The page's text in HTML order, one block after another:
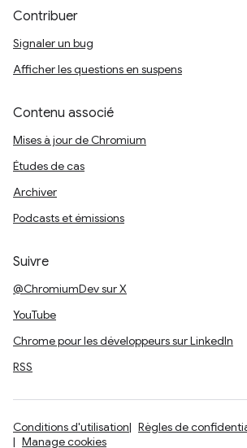
Contribuer
Signaler un bug
Afficher les questions en suspens
Contenu associé
Mises à jour de Chromium
Études de cas
Archiver
Podcasts et émissions
Suivre
@ChromiumDev sur X
YouTube
Chrome pour les développeurs sur LinkedIn
RSS
Conditions d'utilisation
Règles de
Manage cookies